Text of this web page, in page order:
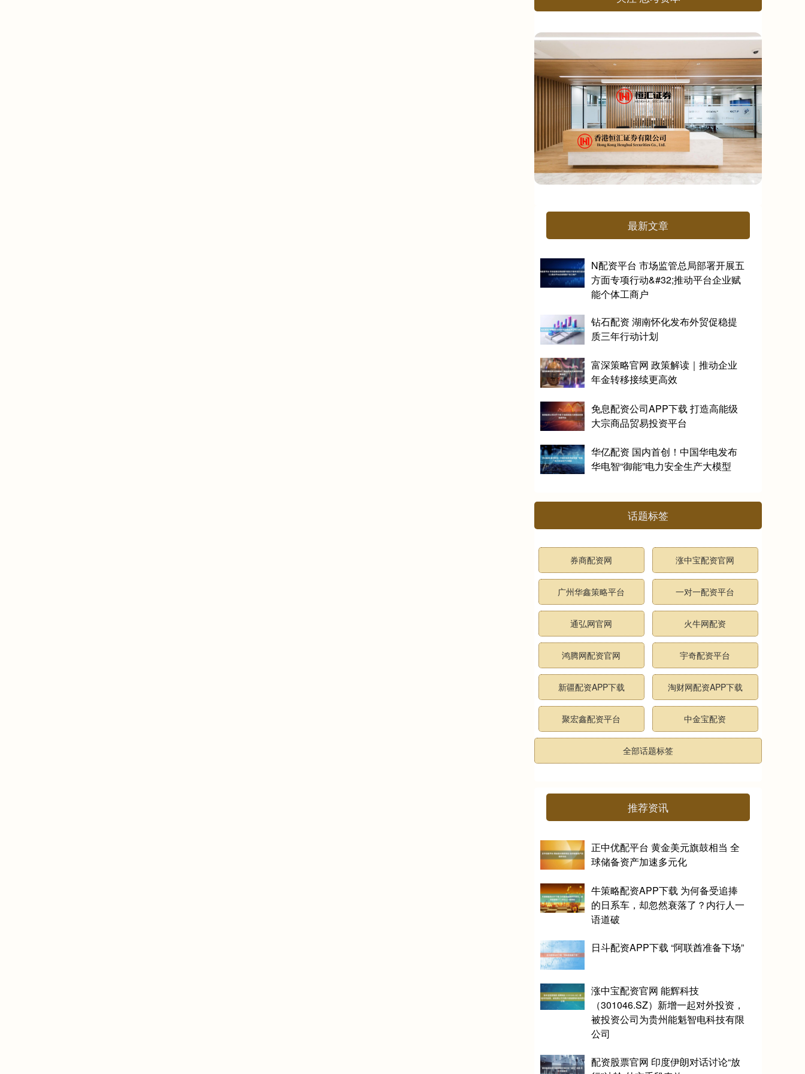
最新文章
N配资平台 市场监管总局部署开展五
方面专项行动&#32;推动平台企业赋
能个体工商户
钻石配资 湖南怀化发布外贸促稳提
质三年行动计划
富深策略官网 政策解读｜推动企业
年金转移接续更高效
免息配资公司APP下载 打造高能级
大宗商品贸易投资平台
华亿配资 国内首创！中国华电发布
华电智“御能”电力安全生产大模型
话题标签
券商配资网 涨中宝配资官网
广州华鑫策略平台 一对一配资平台
通弘网官网 火牛网配资
鸿腾网配资官网 宇奇配资平台
新疆配资APP下载 淘财网配资APP下载
聚宏鑫配资平台 中金宝配资
全部话题标签
推荐资讯
正中优配平台 黄金美元旗鼓相当 全
球储备资产加速多元化
牛策略配资APP下载 为何备受追捧
的日系车，却忽然衰落了？内行人一
语道破
日斗配资APP下载 “阿联酋准备下场”
涨中宝配资官网 能辉科技
（301046.SZ）新增一起对外投资，
被投资公司为贵州能魁智电科技有限
公司
配资股票官网 印度伊朗对话讨论“放